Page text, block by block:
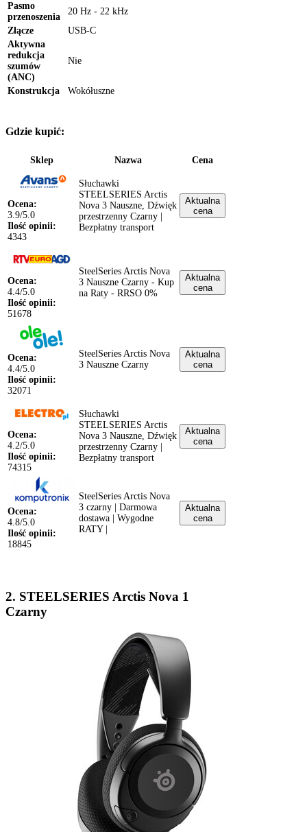
Pasmo
przenoszenia
20 Hz - 22 kHz
Złącze
USB-C
Aktywna
redukcja
szumów
(ANC)
Nie
Konstrukcja Wokółuszne
Gdzie kupić:
Sklep Nazwa Cena
Ocena:
3.9/5.0
Ilość opinii:
4343
Słuchawki
STEELSERIES Arctis
Nova 3 Nauszne, Dźwięk
przestrzenny Czarny |
Bezpłatny transport
Aktualna
cena
Ocena:
4.4/5.0
Ilość opinii:
51678
SteelSeries Arctis Nova
3 Nauszne Czarny - Kup
na Raty - RRSO 0%
Aktualna
cena
Ocena:
4.4/5.0
Ilość opinii:
32071
SteelSeries Arctis Nova
3 Nauszne Czarny
Aktualna
cena
Ocena:
4.2/5.0
Ilość opinii:
74315
Słuchawki
STEELSERIES Arctis
Nova 3 Nauszne, Dźwięk
przestrzenny Czarny |
Bezpłatny transport
Aktualna
cena
Ocena:
4.8/5.0
Ilość opinii:
18845
SteelSeries Arctis Nova
3 czarny | Darmowa
dostawa | Wygodne
RATY |
Aktualna
cena
2. STEELSERIES Arctis Nova 1
Czarny